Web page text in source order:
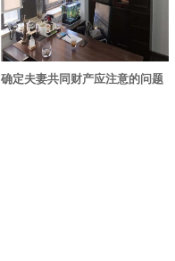
确定夫妻共同财产应注意的问题